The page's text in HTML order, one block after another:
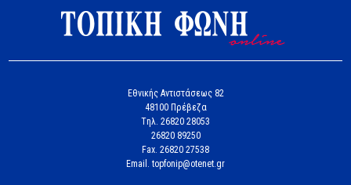
Εθνικής Αντιστάσεως 82
48100 Πρέβεζα
Tηλ. 26820 28053
26820 89250
Fax. 26820 27538
Email. topfonip@otenet.gr